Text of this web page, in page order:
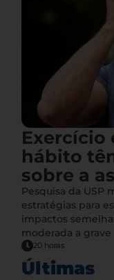
Exercício
hábito
sobre a
Pesquisa da USP
estratégias para
impactos
moderada a grave
20 horas
Últimas